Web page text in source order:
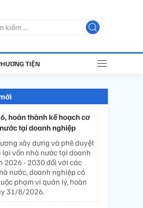
TIỆN
hoàn thành kế hoạch cơ
tại doanh nghiệp
xây dựng và phê duyệt
lại vốn nhà nước tại doanh
2026 - 2030 đối với các
nước, doanh nghiệp có
phạm vi quản lý, hoàn
31/8/2026.